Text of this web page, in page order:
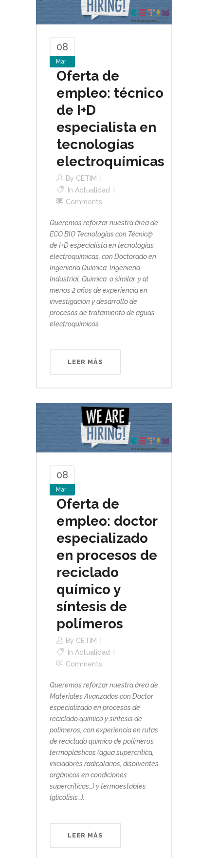
08
Mar
Oferta de
empleo: técnico
de I+D
especialista en
tecnologías
electroquímicas
By CETIM
In Actualidad
Comments
Queremos reforzar nuestra área de
ECO BIO Tecnologías con Técnic@
de I+D especialista en tecnologías
electroquímicas, con Doctorado en
Ingeniería Química, Ingeniería
Industrial, Química, o similar, y al
menos 2 años de experiencia en
investigación y desarrollo de
procesos de tratamiento de aguas
electroquímicos.
LEER MÁS
08
Mar
Oferta de
empleo: doctor
especializado
en procesos de
reciclado
químico y
síntesis de
polímeros
By CETIM
In Actualidad
Comments
Queremos reforzar nuestra área de
Materiales Avanzados con Doctor
especializado en procesos de
reciclado químico y síntesis de
polímeros, con experiencia en rutas
de reciclado químico de polímeros
termoplásticos (agua supercrítica,
iniciadores radicalarios, disolventes
orgánicos en condiciones
supercríticas…) y termoestables
(glicólisis…).
LEER MÁS